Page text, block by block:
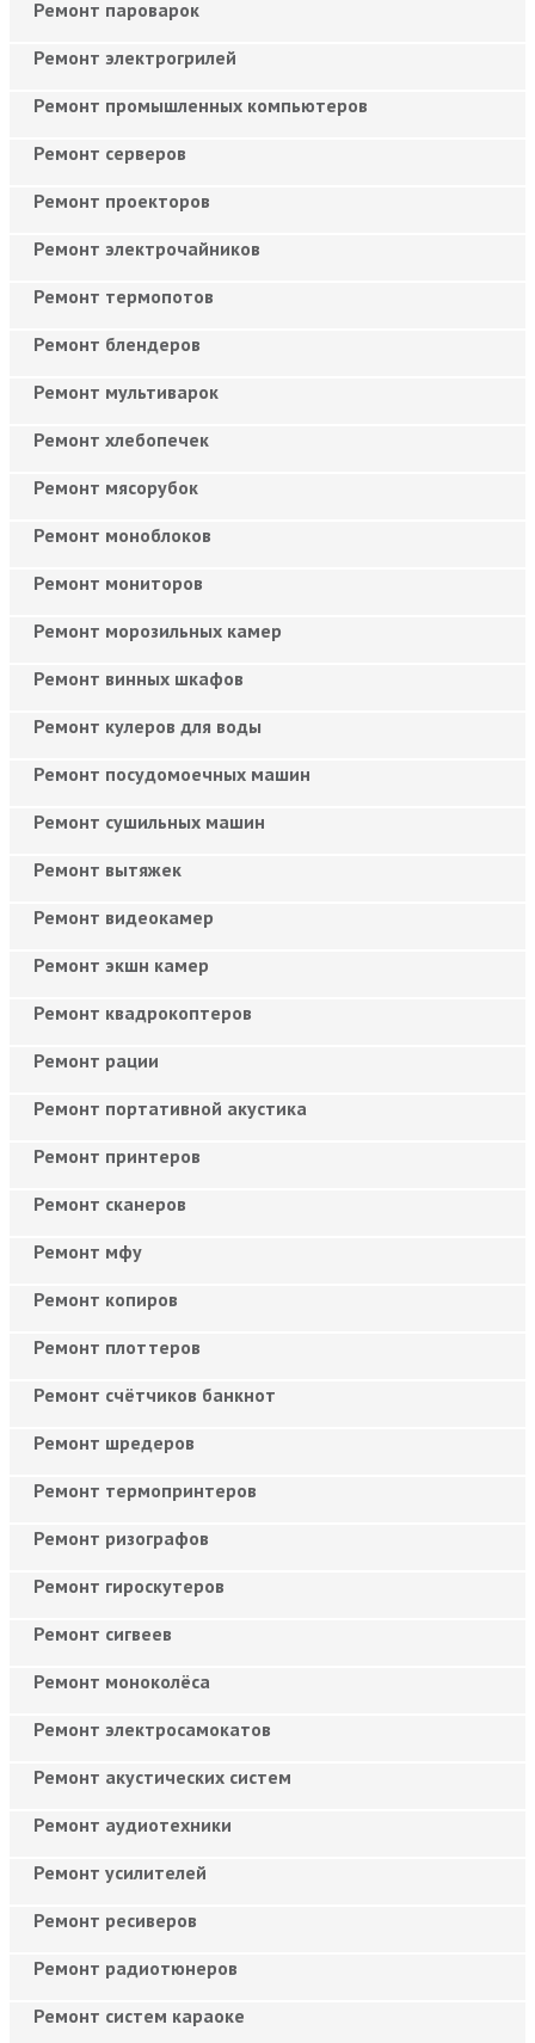
Ремонт пароварок
Ремонт электрогрилей
Ремонт промышленных компьютеров
Ремонт серверов
Ремонт проекторов
Ремонт электрочайников
Ремонт термопотов
Ремонт блендеров
Ремонт мультиварок
Ремонт хлебопечек
Ремонт мясорубок
Ремонт моноблоков
Ремонт мониторов
Ремонт морозильных камер
Ремонт винных шкафов
Ремонт кулеров для воды
Ремонт посудомоечных машин
Ремонт сушильных машин
Ремонт вытяжек
Ремонт видеокамер
Ремонт экшн камер
Ремонт квадрокоптеров
Ремонт рации
Ремонт портативной акустика
Ремонт принтеров
Ремонт сканеров
Ремонт мфу
Ремонт копиров
Ремонт плоттеров
Ремонт счётчиков банкнот
Ремонт шредеров
Ремонт термопринтеров
Ремонт ризографов
Ремонт гироскутеров
Ремонт сигвеев
Ремонт моноколёса
Ремонт электросамокатов
Ремонт акустических систем
Ремонт аудиотехники
Ремонт усилителей
Ремонт ресиверов
Ремонт радиотюнеров
Ремонт систем караоке